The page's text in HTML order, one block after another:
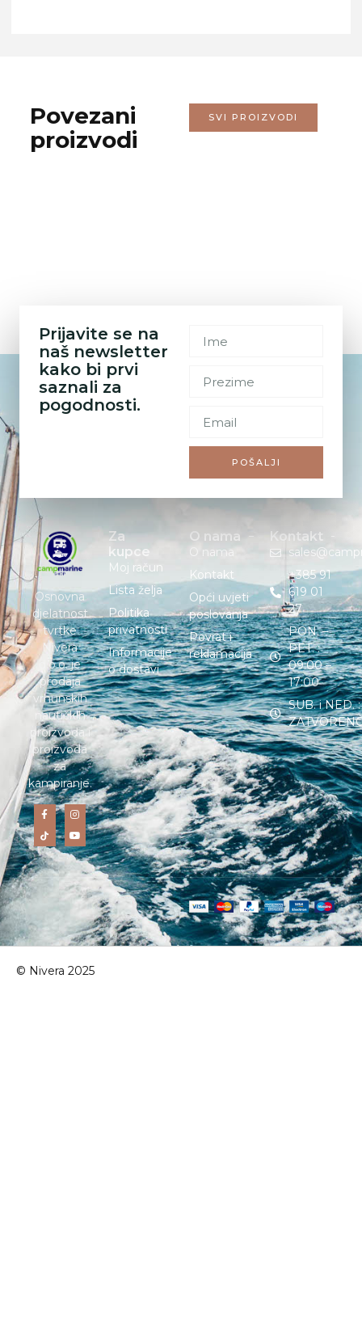
Povezani
proizvodi
SVI PROIZVODI
Prijavite se na
naš newsletter
kako bi prvi
saznali za
pogodnosti.
POŠALJI
Osnovna
djelatnost
tvrtke
Nivera
d.o.o. je
prodaja
vrhunskih
nautičkih
proizvoda i
proizvoda
za
kampiranje.
Za
kupce
Moj račun
Lista želja
Politika
privatnosti
Informacije
o dostavi
O nama
O nama
Kontakt
Opći uvjeti
poslovanja
Povrat i
reklamacija
Kontakt
+385 91
619 01
27
PON. –
PET. :
09:00 –
17:00
SUB. i NED. :
© Nivera 2025